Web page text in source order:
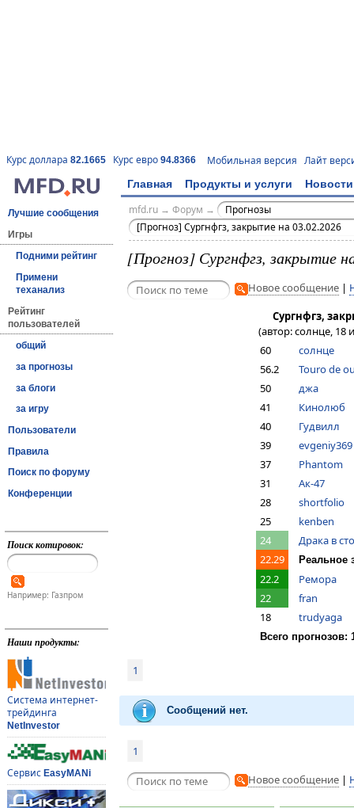
Курс доллара 82.1665 Курс евро 94.8366 Мобильная версия Лайт
Главная Продукты и услуги Новости
Лучшие сообщения
Игры
Подними рейтинг
Примени
теханализ
Рейтинг
пользователей
общий
за прогнозы
за блоги
за игру
Пользователи
Правила
Поиск по форуму
Конференции
Поиск котировок:
Например: Газпром
Наши продукты:
Система интернет-
трейдинга
NetInvestor
Сервис EasyMANi
mfd.ru→ Форум →
Прогнозы
[Прогноз] Сургнфгз, закрытие на 03.02.2026
[Прогноз] Сургнфгз, закрытие
Новое сообщение|
Сургнфгз,
(автор: солнце, 18
60
солнце
56.2
Touro de
50
джа
41
Кинолюб
40
Гудвилл
39
evgeniy369
37
Phantom
31
Ак-47
28
shortfolio
25
kenben
24
Драка в
22.29 Реальное
22.2
Ремора
22
fran
18
trudyaga
Всего прогнозов:
1
Сообщений нет.
1
Новое сообщение|